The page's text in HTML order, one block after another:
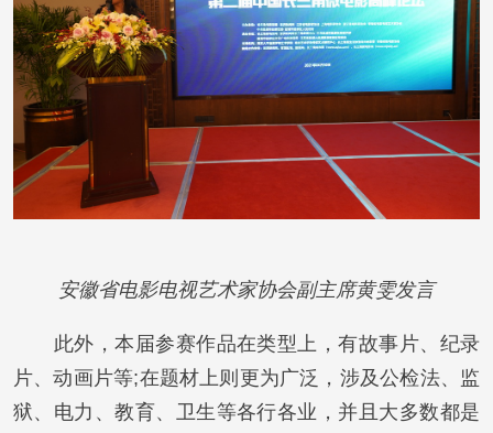
安徽省电影电视艺术家协会副主席黄雯发言
此外，本届参赛作品在类型上，有故事片、纪录
片、动画片等;在题材上则更为广泛，涉及公检法、监
狱、电力、教育、卫生等各行各业，并且大多数都是